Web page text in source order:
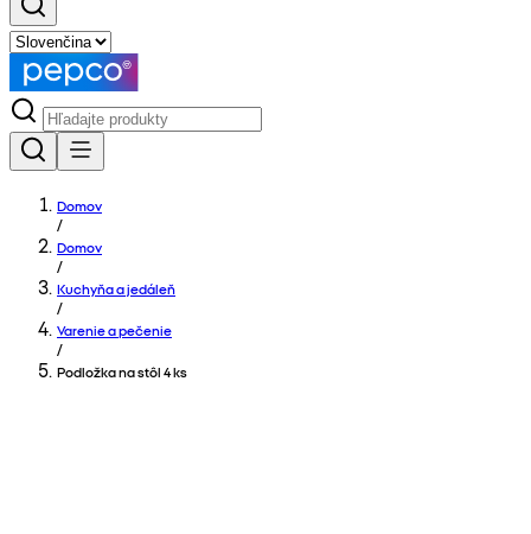
Domov
/
Domov
/
Kuchyňa a jedáleň
/
Varenie a pečenie
/
Podložka na stôl 4 ks